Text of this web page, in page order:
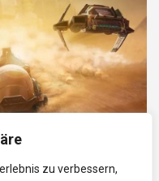
zu verbessern,
Erkunde, baue